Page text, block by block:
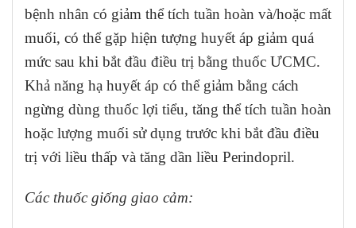
bệnh nhân có giảm thể tích tuần hoàn và/hoặc mất
muối, có thể gặp hiện tượng huyết áp giảm quá
mức sau khi bắt đầu điều trị bằng thuốc ƯCMC.
Khả năng hạ huyết áp có thể giảm bằng cách
ngừng dùng thuốc lợi tiểu, tăng thể tích tuần hoàn
hoặc lượng muối sử dụng trước khi bắt đầu điều
trị với liều thấp và tăng dần liều Perindopril.
Các thuốc giống giao cảm: